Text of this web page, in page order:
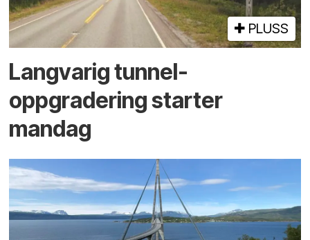
PLUSS
Langvarig tunnel­
oppgradering starter
mandag